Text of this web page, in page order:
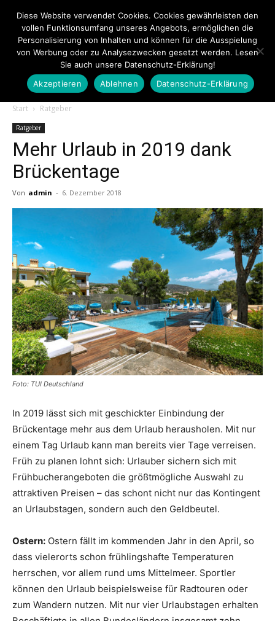
Touristiknews.de
und
Reiseempfehlungen.
Start Ratgeber
Ratgeber
Mehr Urlaub in 2019 dank
Brückentage
Von admin - 6. Dezember 2018
Foto: TUI Deutschland
In 2019 lässt sich mit geschickter Einbindung der
Brückentage mehr aus dem Urlaub herausholen. Mit nur
einem Tag Urlaub kann man bereits vier Tage verreisen.
Früh zu planen lohnt sich: Urlauber sichern sich mit
Frühbucherangeboten die größtmögliche Auswahl zu
attraktiven Preisen – das schont nicht nur das Kontingent
an Urlaubstagen, sondern auch den Geldbeutel.
Ostern: Ostern fällt im kommenden Jahr in den April, so
dass vielerorts schon frühlingshafte Temperaturen
herrschen, vor allem rund ums Mittelmeer. Sportler
können den Urlaub beispielsweise für Radtouren oder
zum Wandern nutzen. Mit nur vier Urlaubstagen erhalten
Diese Website verwendet Cookies. Cookies gewährleisten den
vollen Funktionsumfang unseres Angebots, ermöglichen die
Personalisierung von Inhalten und können für die Ausspielung
von Werbung oder zu Analysezwecken gesetzt werden. Lesen
Sie auch unsere Datenschutz-Erklärung!
Akzeptieren
Ablehnen Datenschutz-Erklärung